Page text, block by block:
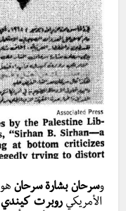
وسرحان بشارة سرحان
الأمريكي روبرت كيندي